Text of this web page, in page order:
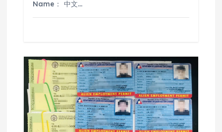
Name： 中文…